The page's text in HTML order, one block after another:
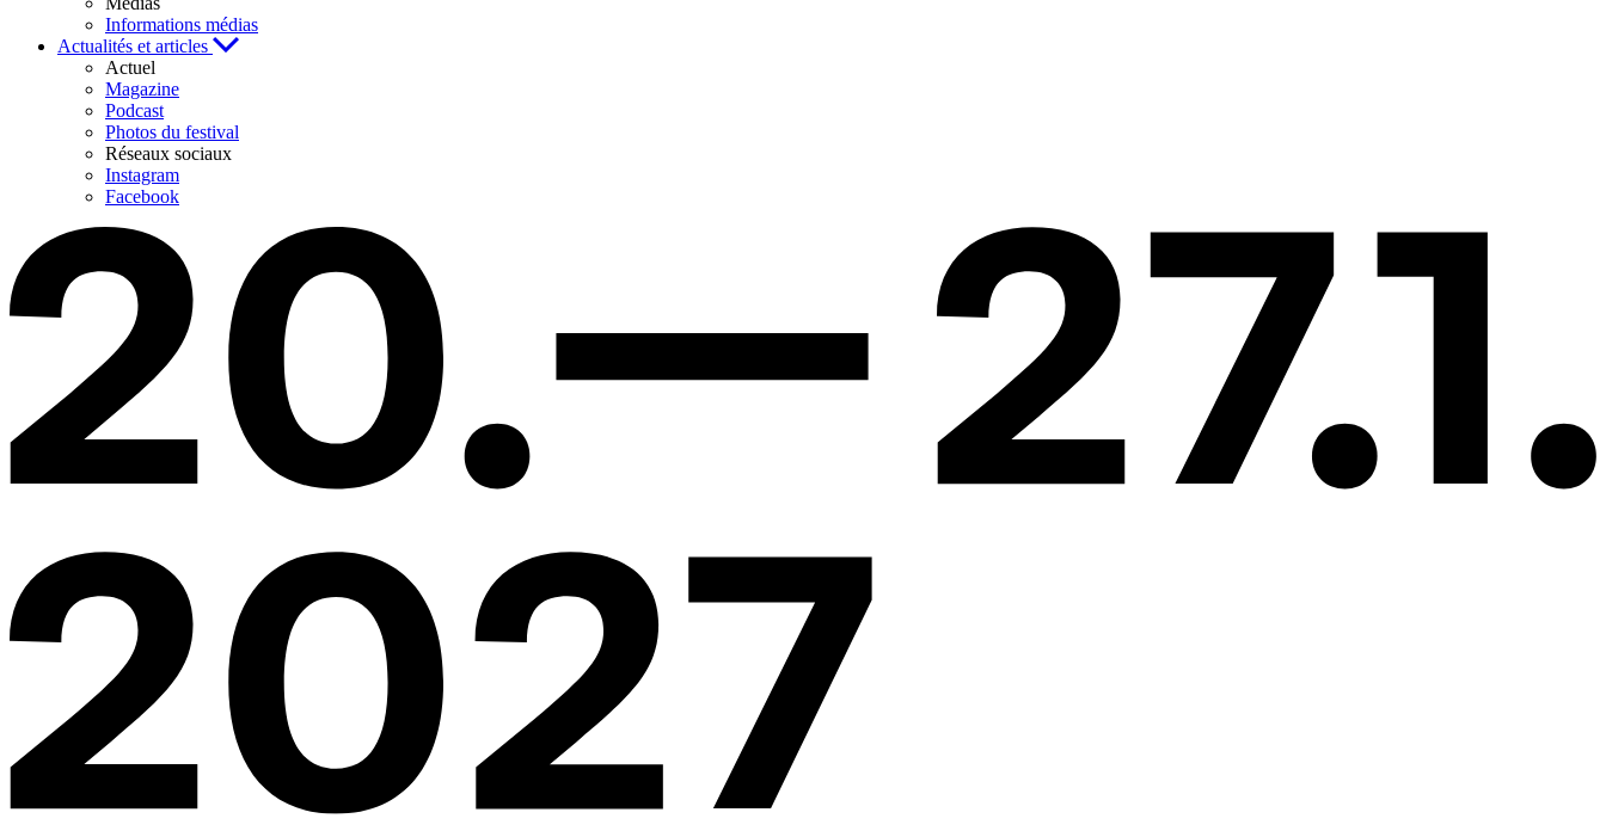
Informations médias
Actualités et articles
Actuel
Magazine
Podcast
Photos du festival
Réseaux sociaux
Instagram
Facebook